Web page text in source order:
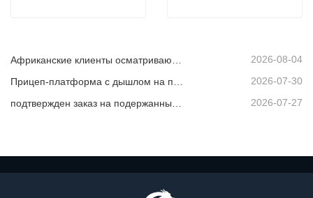
2026-08-04
2026-07-30
подтвержден заказ на подержанный самосвал из Африки 2026-07-27